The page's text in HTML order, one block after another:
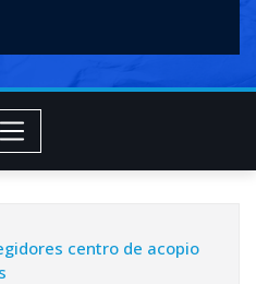
centro de acopio